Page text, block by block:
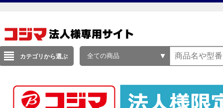
カテゴリから選ぶ 全ての商品